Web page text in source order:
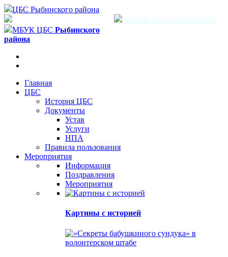
ЦБС Рыбинского района
Версия для слабовидящих
МБУК ЦБС Рыбинского
района
Главная
ЦБС
История ЦБС
Документы
Устав
Услуги
НПА
Правила пользования
Мероприятия
Информация
Поздравления
Мероприятия
Картины с историей